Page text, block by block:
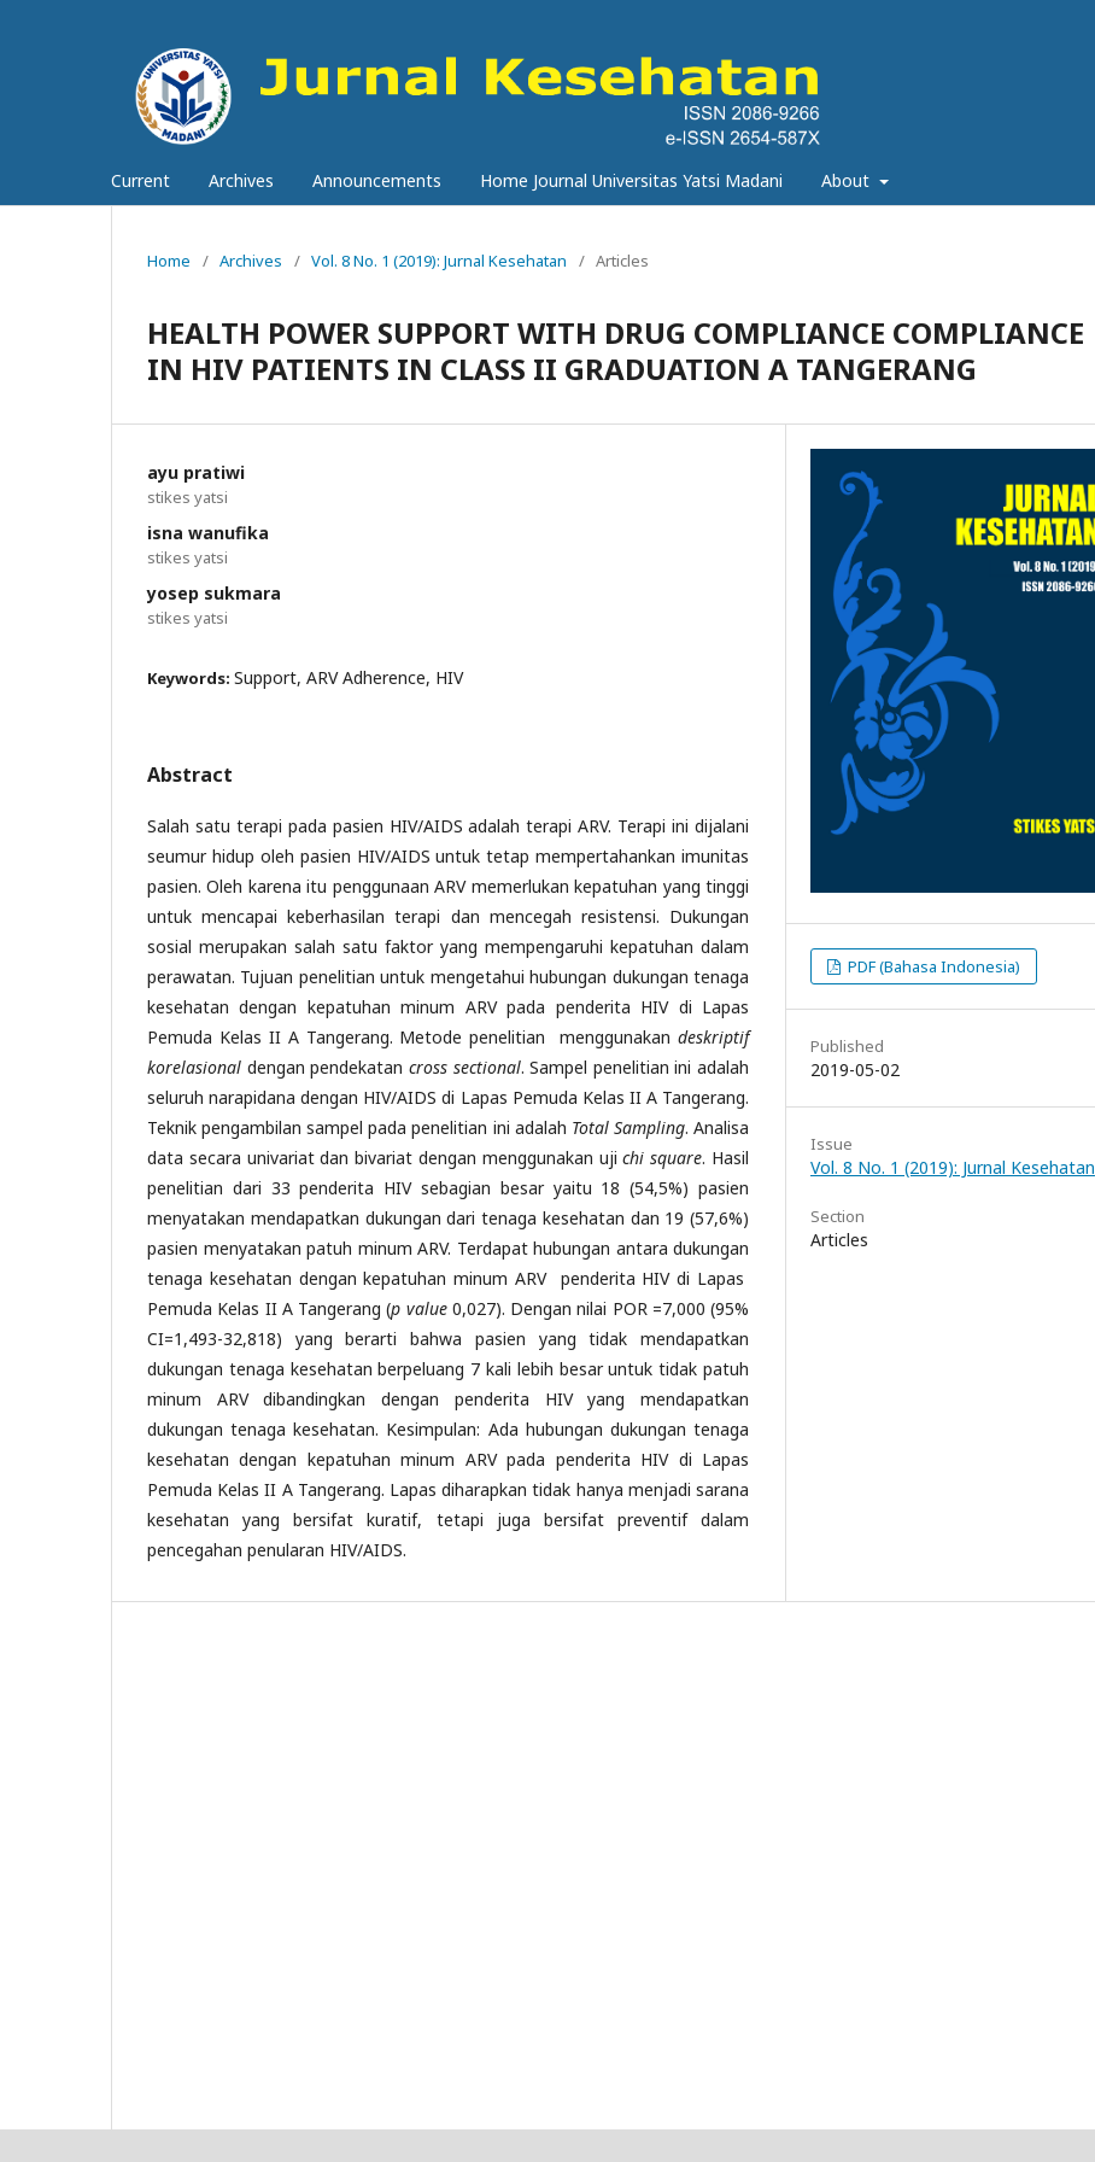
Current Archives Announcements Home Journal Universitas Yatsi Madani About
Home / Archives / Vol. 8 No. 1 (2019): Jurnal Kesehatan / Articles
HEALTH POWER SUPPORT WITH DRUG COMPLIANCE COMPLIANCE
IN HIV PATIENTS IN CLASS II GRADUATION A TANGERANG
ayu pratiwi
stikes yatsi
isna wanufika
stikes yatsi
yosep sukmara
stikes yatsi
Keywords: Support, ARV Adherence, HIV
Abstract
Salah satu terapi pada pasien HIV/AIDS adalah terapi ARV. Terapi ini dijalani
seumur hidup oleh pasien HIV/AIDS untuk tetap mempertahankan imunitas
pasien. Oleh karena itu penggunaan ARV memerlukan kepatuhan yang tinggi
untuk mencapai keberhasilan terapi dan mencegah resistensi. Dukungan
sosial merupakan salah satu faktor yang mempengaruhi kepatuhan dalam
perawatan. Tujuan penelitian untuk mengetahui hubungan dukungan tenaga
kesehatan dengan kepatuhan minum ARV pada penderita HIV di Lapas
Pemuda Kelas II A Tangerang. Metode penelitian
menggunakandeskriptif
korelasional dengan pendekatan cross sectional. Sampel penelitian ini adalah
seluruh narapidana dengan HIV/AIDS di Lapas Pemuda Kelas II A Tangerang.
Teknik pengambilan sampel pada penelitian ini adalah Total Sampling. Analisa
data secara univariat dan bivariat dengan menggunakan ujichi square. Hasil
penelitian dari 33 penderita HIV sebagian besar yaitu 18 (54,5%) pasien
menyatakan mendapatkan dukungan dari tenaga kesehatan dan 19 (57,6%)
pasien menyatakan patuh minum ARV. Terdapat hubungan antara dukungan
tenaga kesehatan dengan kepatuhan minum ARV penderita HIV di Lapas
Pemuda Kelas II A Tangerang (p value0,027). Dengan nilai POR =7,000 (95%
CI=1,493-32,818) yang berarti bahwa pasien yang tidak mendapatkan
dukungan tenaga kesehatan berpeluang 7 kali lebih besar untuk tidak patuh
minum ARV dibandingkan dengan penderita HIV yang mendapatkan
dukungan tenaga kesehatan. Kesimpulan: Ada hubungan dukungan tenaga
kesehatan dengan kepatuhan minum ARV pada penderita HIV di Lapas
Pemuda Kelas II A Tangerang. Lapas diharapkan tidak hanya menjadi sarana
kesehatan yang bersifat kuratif, tetapi juga bersifat preventif dalam
pencegahan penularan HIV/AIDS.
PDF (Bahasa Indonesia)
Published
2019-05-02
Issue
Vol. 8 No. 1 (2019): Jurnal Kesehatan
Section
Articles